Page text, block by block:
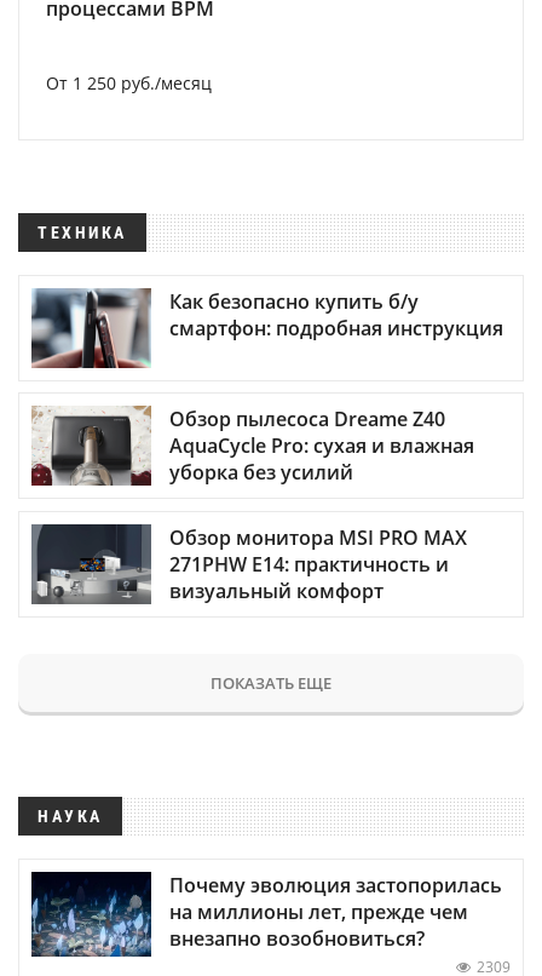
процессами BPM
От 1 250 руб./месяц
ТЕХНИКА
Как безопасно купить б/у
смартфон: подробная инструкция
Обзор пылесоса Dreame Z40
AquaCycle Pro: сухая и влажная
уборка без усилий
Обзор монитора MSI PRO MAX
271PHW E14: практичность и
визуальный комфорт
ПОКАЗАТЬ ЕЩЕ
НАУКА
Почему эволюция застопорилась
на миллионы лет, прежде чем
внезапно возобновиться?
2309